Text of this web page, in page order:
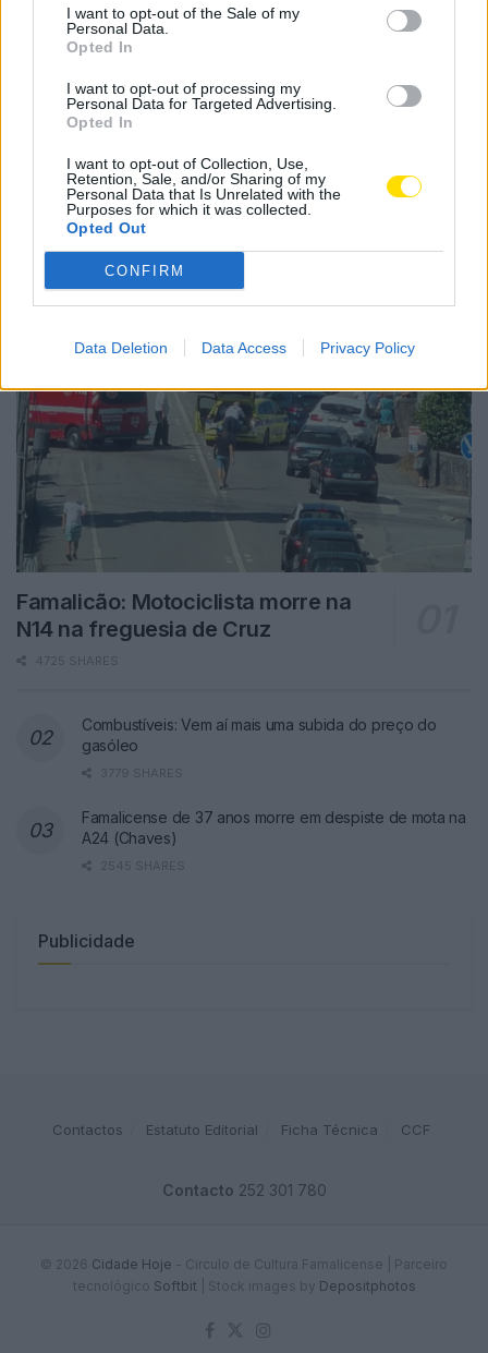
I want to opt-out of the Sale of my
Personal Data.
Opted In
I want to opt-out of processing my
Personal Data for Targeted Advertising.
Opted In
I want to opt-out of Collection, Use,
Retention, Sale, and/or Sharing of my
Personal Data that Is Unrelated with the
Purposes for which it was collected.
Opted Out
CONFIRM
Data Deletion Data Access Privacy Policy
fazer do nosso concelho um território de excelência
para todos os famalicenses”, afirma Mário Passos.
Notícias Populares
Famalicão: Motociclista morre na
N14 na freguesia de Cruz
4725 SHARES
Combustíveis: Vem aí mais uma subida do preço do
gasóleo
3779 SHARES
Famalicense de 37 anos morre em despiste de mota na
A24 (Chaves)
2545 SHARES
Publicidade
Contactos Estatuto Editorial Ficha Técnica CCF
Contacto 252 301 780
© 2026 Cidade Hoje - Circulo de Cultura Famalicense | Parceiro
tecnológico Softbit Stock images by Depositphotos